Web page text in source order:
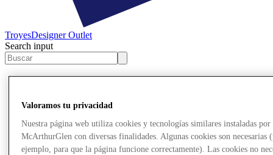
TroyesDesigner Outlet
Search input
Ofertas
Planifica tu visita
¿Qué pasa?
Comer y beber
Tarjetas regalo
Servicios
Valoramos tu privacidad
Nuestra página web utiliza cookies y tecnologías similares instaladas por
McArthurGlen con diversas finalidades. Algunas cookies son necesarias
ejemplo, para que la página funcione correctamente). Las cookies no